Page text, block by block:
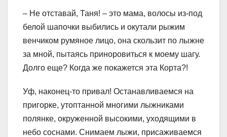
– Не отставай, Таня! – это мама, волосы из-под
белой шапочки выбились и окутали рыжим
венчиком румяное лицо, она скользит по лыжне
за мной, пытаясь приноровиться к моему шагу.
Долго еще? Когда же покажется эта Корта?!
Уф, наконец-то привал! Останавливаемся на
пригорке, утоптанной многими лыжниками
полянке, окруженной высокими, уходящими в
небо соснами. Снимаем лыжи, присаживаемся